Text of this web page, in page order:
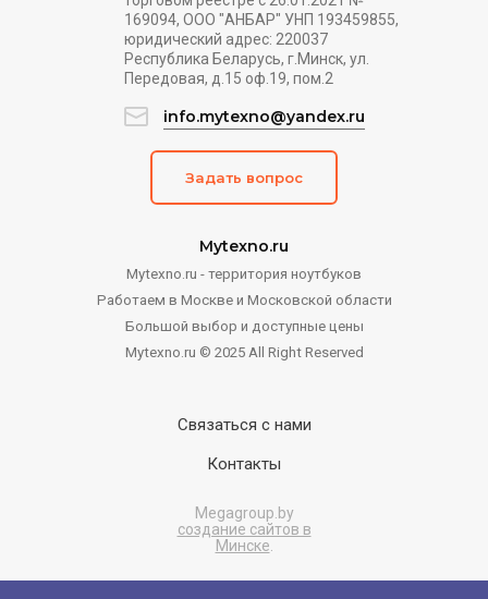
Mytexno.ru
Mytexno.ru - территория ноутбуков
Работаем в Москве и Московской области
Большой выбор и доступные цены
Mytexno.ru © 2025 All Right Reserved
169094, ООО "АНБАР" УНП 193459855,
юридический адрес: 220037
Республика Беларусь, г.Минск, ул.
Передовая, д.15 оф.19, пом.2
info.mytexno@yandex.ru
Задать вопрос
Связаться с нами
Контакты
Megagroup.by
создание сайтов в
Минске